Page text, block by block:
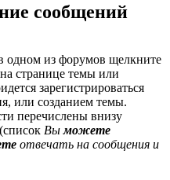
сообщений
одном из форумов щелкните
странице темы или
зарегистрироваться
или созданием темы.
перечислены внизу
Выможете
отвечать на сообщения и